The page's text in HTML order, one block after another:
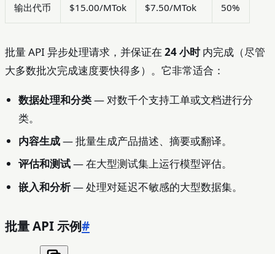
输出代币 $15.00/MTok $7.50/MTok 50%
批量 API 异步处理请求，并保证在 24 小时内完成（尽管
大多数批次完成速度要快得多）。它非常适合：
数据处理和分类— 对数千个支持工单或文档进行分
类。
内容生成— 批量生成产品描述、摘要或翻译。
评估和测试— 在大型测试集上运行模型评估。
嵌入和分析— 处理对延迟不敏感的大型数据集。
批量 API 示例#